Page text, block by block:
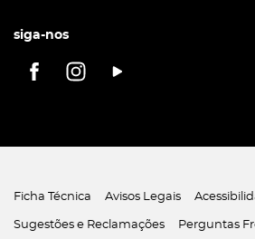
siga-nos
Ficha Técnica Avisos Legais
Sugestões e Reclamações Perguntas